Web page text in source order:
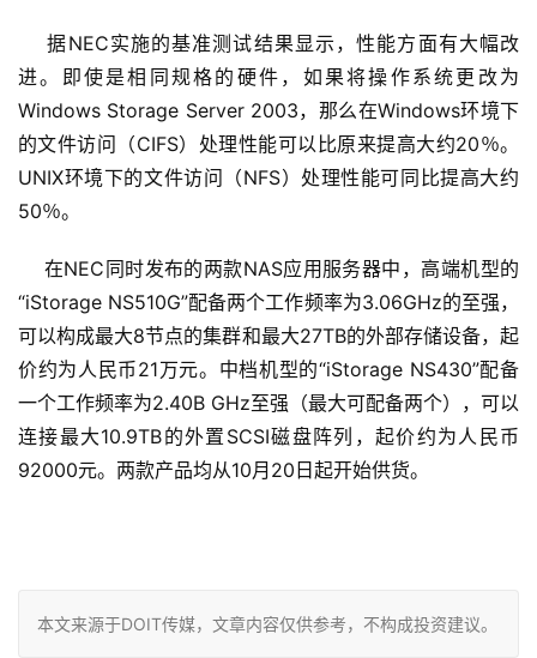
据NEC实施的基准测试结果显示，性能方面有大幅改
进。即使是相同规格的硬件，如果将操作系统更改为
Windows Storage Server 2003，那么在Windows环境下
的文件访问（CIFS）处理性能可以比原来提高大约20％。
UNIX环境下的文件访问（NFS）处理性能可同比提高大约
50％。
在NEC同时发布的两款NAS应用服务器中，高端机型的
“iStorage NS510G”配备两个工作频率为3.06GHz的至强，
可以构成最大8节点的集群和最大27TB的外部存储设备，起
价约为人民币21万元。中档机型的“iStorage NS430”配备
一个工作频率为2.40B GHz至强（最大可配备两个），可以
连接最大10.9TB的外置SCSI磁盘阵列，起价约为人民币
92000元。两款产品均从10月20日起开始供货。
本文来源于DOIT传媒，文章内容仅供参考，不构成投资建议。